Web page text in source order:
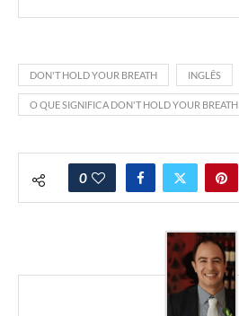
DON'T HOLD YOUR BREATH INGLÊS
O QUE SIGNIFICA DON'T HOLD YOUR BREATH
0